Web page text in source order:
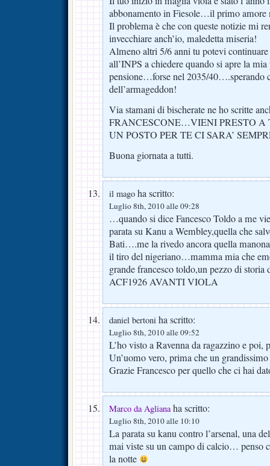
abbonamento in Fiesole…il primo amore
Il problema è che con queste notizie mi
invecchiare anch’io, maledetta miseria!
Almeno altri 5/6 anni tu potevi
all’INPS a chiedere quando si apre la
pensione…forse nel 2035/40….sperando
dell’armageddon!
Via stamani di bischerate ne ho scritte
FRANCESCONE…VIENI PRESTO A
UN POSTO PER TE CI SARA’
Buona giornata a tutti.
il mago ha scritto:
Luglio 8th, 2010 alle 09:28
…quando si dice Fancesco Toldo a me
parata su Kanu a Wembley,quella che
Bati….me la rivedo ancora quella
il tiro del nigeriano…mamma mia che
grande francesco toldo,un pezzo di storia
ACF1926 AVANTI VIOLA
daniel bertoni ha scritto:
Luglio 8th, 2010 alle 09:52
L’ho visto a Ravenna da ragazzino e poi,
Un’uomo vero, prima che un
Grazie Francesco per quello che ci hai
Marco da Aglianaha scritto:
Luglio 8th, 2010 alle 10:10
La parata su kanu contro l’arsenal, una
mai viste su un campo di calcio… penso
la notte